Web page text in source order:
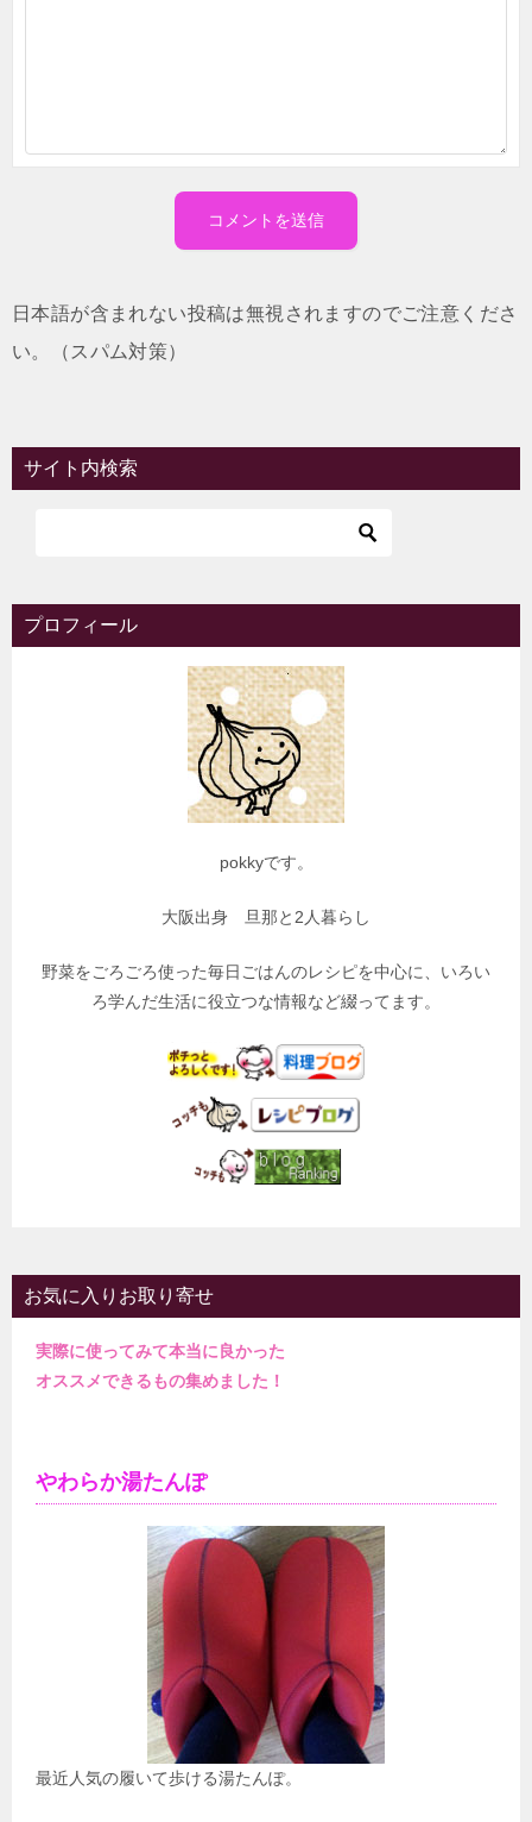
日本語が含まれない投稿は無視されますのでご注意くださ
い。（スパム対策）
サイト内検索
プロフィール
pokkyです。
大阪出身 旦那と2人暮らし
野菜をごろごろ使った毎日ごはんのレシピを中心に、いろい
ろ学んだ生活に役立つな情報など綴ってます。
お気に入りお取り寄せ
実際に使ってみて本当に良かった
オススメできるもの集めました！
やわらか湯たんぽ
最近人気の履いて歩ける湯たんぽ。